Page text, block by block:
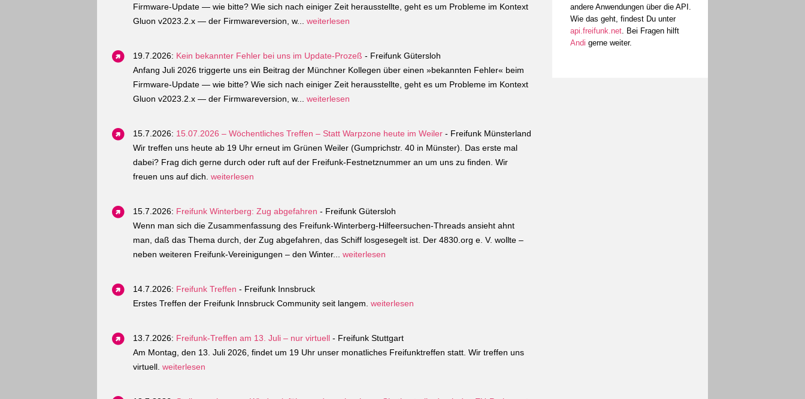
Firmware-Update — wie bitte? Wie sich nach einiger Zeit herausstellte, geht es um Probleme im Kontext
Gluon v2023.2.x — der Firmwareversion, w... weiterlesen
19.7.2026: Kein bekannter Fehler bei uns im Update-Prozeß - Freifunk Gütersloh
Anfang Juli 2026 triggerte uns ein Beitrag der Münchner Kollegen über einen »bekannten Fehler« beim
Firmware-Update — wie bitte? Wie sich nach einiger Zeit herausstellte, geht es um Probleme im Kontext
Gluon v2023.2.x — der Firmwareversion, w... weiterlesen
15.7.2026: 15.07.2026 – Wöchentliches Treffen – Statt Warpzone heute im Weiler - Freifunk Münsterland
Wir treffen uns heute ab 19 Uhr erneut im Grünen Weiler (Gumprichstr. 40 in Münster). Das erste mal
dabei? Frag dich gerne durch oder ruft auf der Freifunk-Festnetznummer an um uns zu finden. Wir
freuen uns auf dich. weiterlesen
15.7.2026: Freifunk Winterberg: Zug abgefahren - Freifunk Gütersloh
Wenn man sich die Zusammenfassung des Freifunk-Winterberg-Hilfeersuchen-Threads ansieht ahnt
man, daß das Thema durch, der Zug abgefahren, das Schiff losgesegelt ist. Der 4830.org e. V. wollte –
neben weiteren Freifunk-Vereinigungen – den Winter... weiterlesen
14.7.2026: Freifunk Treffen - Freifunk Innsbruck
Erstes Treffen der Freifunk Innsbruck Community seit langem. weiterlesen
13.7.2026: Freifunk-Treffen am 13. Juli – nur virtuell - Freifunk Stuttgart
Am Montag, den 13. Juli 2026, findet um 19 Uhr unser monatliches Freifunktreffen statt. Wir treffen uns
virtuell. weiterlesen
andere Anwendungen über die API.
Wie das geht, findest Du unter
api.freifunk.net . Bei Fragen hilft
Andi gerne weiter.